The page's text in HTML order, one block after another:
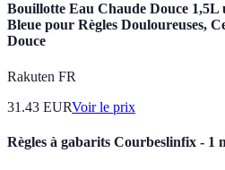
Bouillotte Eau Chaude Douce 1,5L
Bleue pour Règles Douloureuses,
Douce
Rakuten FR
31.43 EURVoir le prix
Règles à gabarits Courbeslinfix - 1